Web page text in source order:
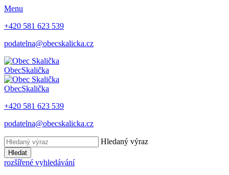
Menu
+420 581 623 539
podatelna@obecskalicka.cz
ObecSkalička
ObecSkalička
+420 581 623 539
podatelna@obecskalicka.cz
Hledaný výraz
Hledat
rozšířené vyhledávání